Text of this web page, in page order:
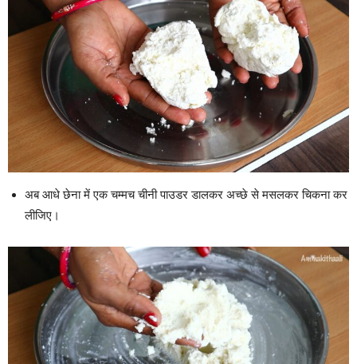
अब आधे छेना में एक चम्मच चीनी पाउडर डालकर अच्छे से मसलकर चिकना कर
लीजिए।